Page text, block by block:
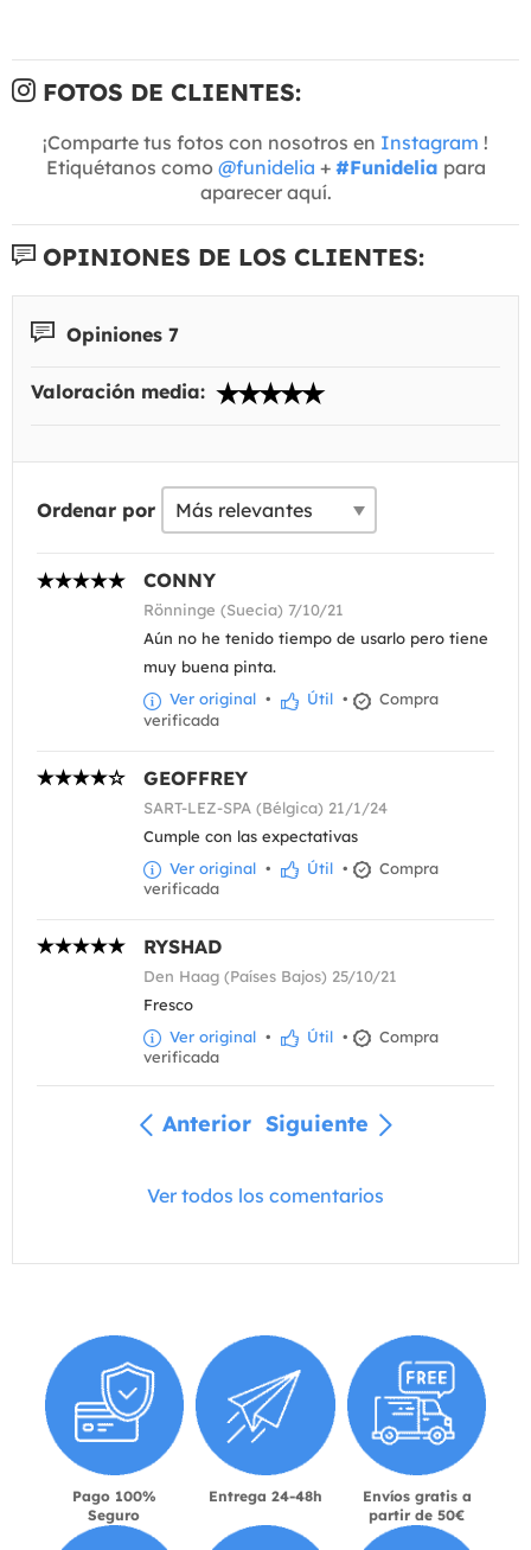
FOTOS DE CLIENTES:
¡Comparte tus fotos con nosotros en Instagram !
Etiquétanos como @funidelia + #Funidelia para
aparecer aquí.
OPINIONES DE LOS CLIENTES:
Opiniones 7
Valoración media:
Ordenar por
CONNY
Rönninge (Suecia) 7/10/21
Aún no he tenido tiempo de usarlo pero tiene
muy buena pinta.
Ver original • Útil •
Compra
verificada
GEOFFREY
SART-LEZ-SPA (Bélgica) 21/1/24
Cumple con las expectativas
Ver original • Útil •
Compra
verificada
RYSHAD
Den Haag (Países Bajos) 25/10/21
Fresco
Ver original • Útil •
Compra
verificada
Anterior Siguiente
Ver todos los comentarios
Pago 100%
Seguro
Entrega 24-48h
Envíos gratis a
partir de 50€